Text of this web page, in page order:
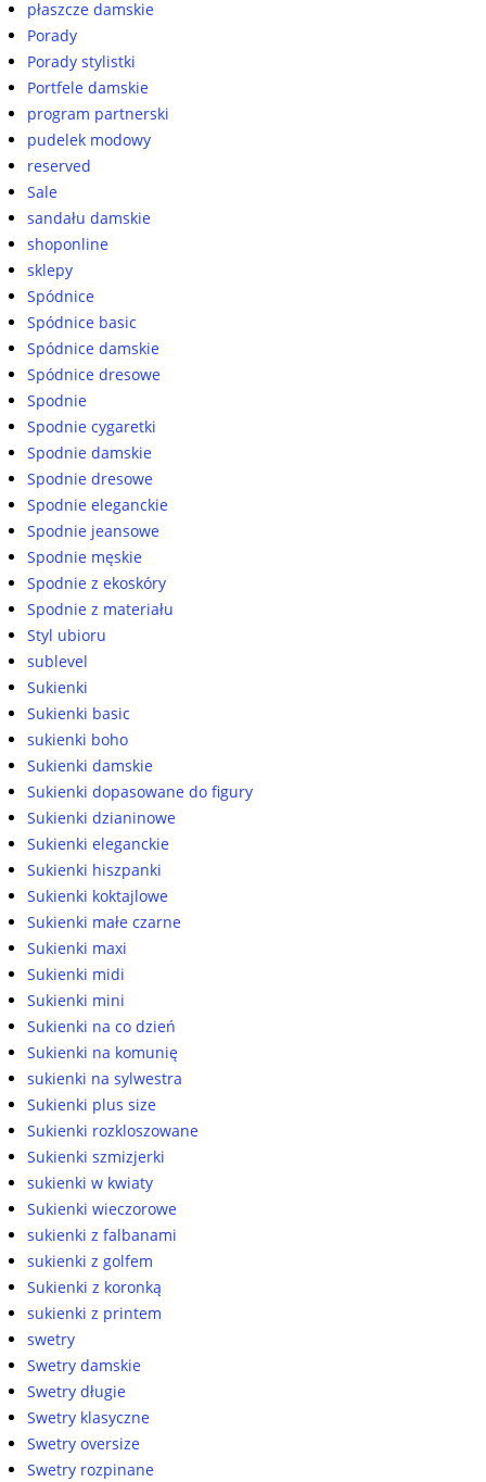
płaszcze damskie
Porady
Porady stylistki
Portfele damskie
program partnerski
pudelek modowy
reserved
Sale
sandału damskie
shoponline
sklepy
Spódnice
Spódnice basic
Spódnice damskie
Spódnice dresowe
Spodnie
Spodnie cygaretki
Spodnie damskie
Spodnie dresowe
Spodnie eleganckie
Spodnie jeansowe
Spodnie męskie
Spodnie z ekoskóry
Spodnie z materiału
Styl ubioru
sublevel
Sukienki
Sukienki basic
sukienki boho
Sukienki damskie
Sukienki dopasowane do figury
Sukienki dzianinowe
Sukienki eleganckie
Sukienki hiszpanki
Sukienki koktajlowe
Sukienki małe czarne
Sukienki maxi
Sukienki midi
Sukienki mini
Sukienki na co dzień
Sukienki na komunię
sukienki na sylwestra
Sukienki plus size
Sukienki rozkloszowane
Sukienki szmizjerki
sukienki w kwiaty
Sukienki wieczorowe
sukienki z falbanami
sukienki z golfem
Sukienki z koronką
sukienki z printem
swetry
Swetry damskie
Swetry długie
Swetry klasyczne
Swetry oversize
Swetry rozpinane